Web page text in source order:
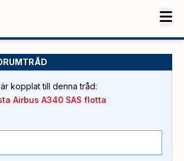
kopplat till denna tråd:
Airbus A340 SAS flotta